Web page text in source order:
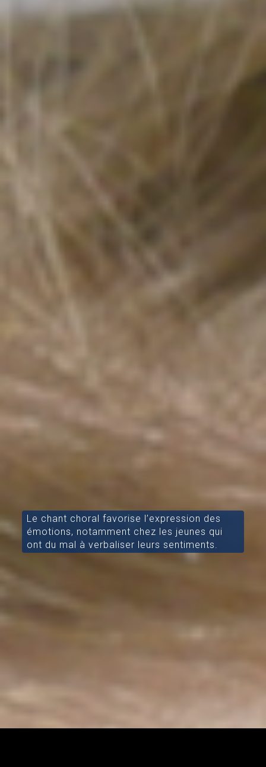
Le chant choral favorise l’expression des
émotions, notamment chez les jeunes qui
ont du mal à verbaliser leurs sentiments.